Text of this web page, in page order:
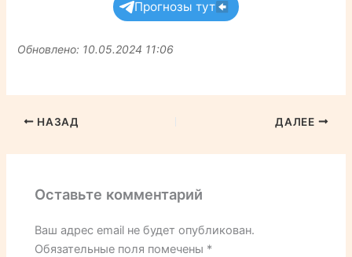
Прогнозы тут
Обновлено: 10.05.2024 11:06
НАЗАД ДАЛЕЕ
Оставьте комментарий
Ваш адрес email не будет опубликован.
Обязательные поля помечены *